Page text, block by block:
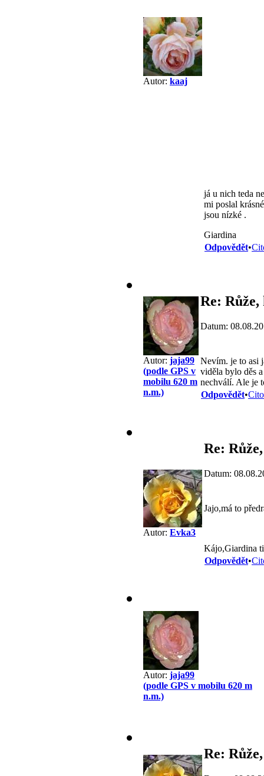
Autor: kaaj
já u nich teda
mi poslal
jsou nízké .
Giardina
Odpovědět•
Autor: jaja99
(podle GPS v
mobilu 620 m
n.m.)
Re:
Datum:
Nevím. je to asi
viděla bylo děs
nechválí. Ale je
Odpovědět•
Autor: Evka3
Re:
Datum:
Jajo,má to
Kájo,Giardina
Odpovědět•
Autor: jaja99
(podle GPS v mobilu 620 m
n.m.)
Re: